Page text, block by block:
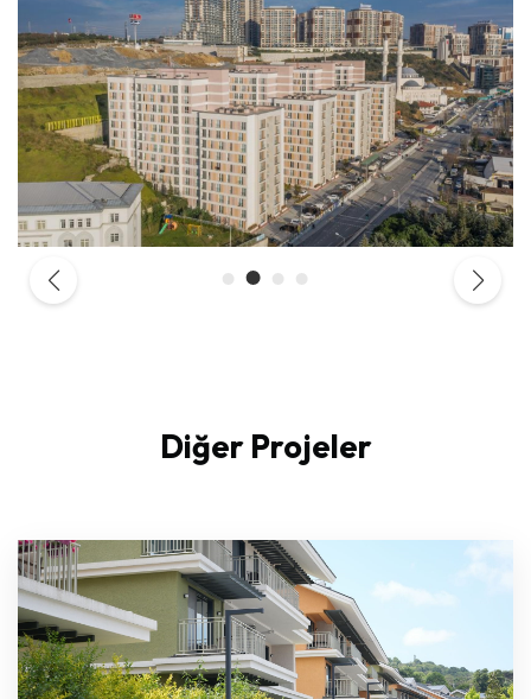
Diğer Projeler